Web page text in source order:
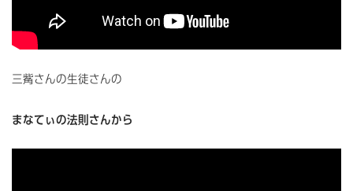
三觜さんの生徒さんの
まなてぃの法則さんから